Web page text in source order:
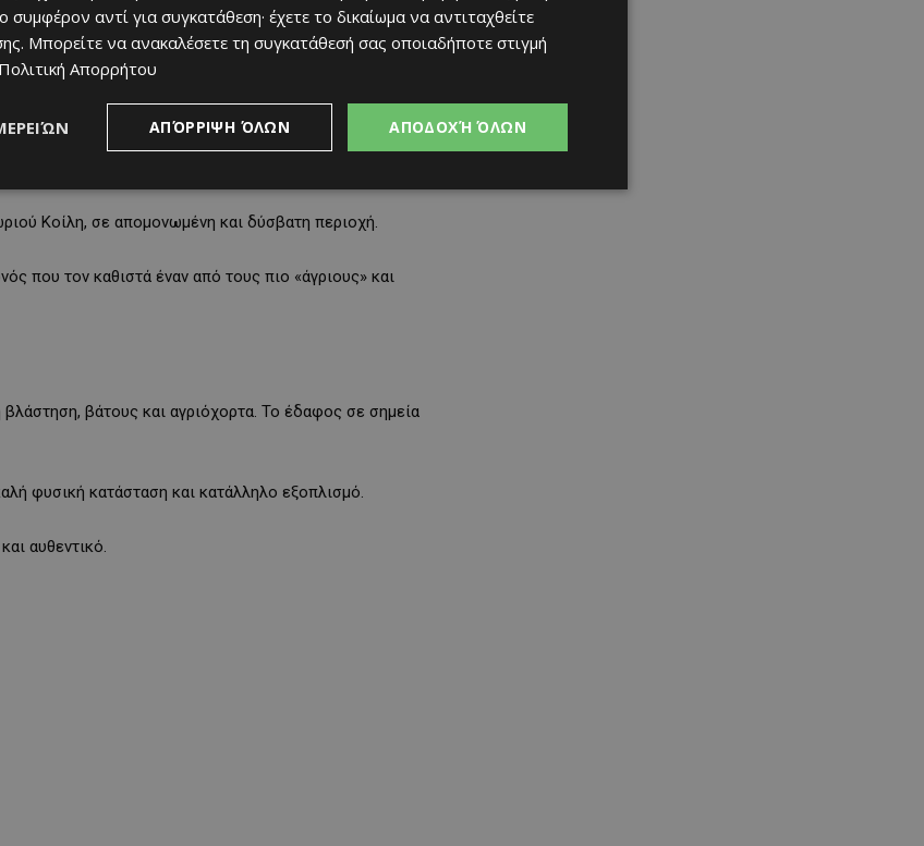
από πλούσια βλάστηση.
δημιουργούν ένα ειδυλλιακό σκηνικό. Η αίσθηση που
να εμφανιστεί μια νεράιδα ανάμεσα στα
Κοίλη, σε απομονωμένη και δύσβατη περιοχή.
που τον καθιστά έναν από τους πιο «άγριους» και
βάτους και αγριόχορτα. Το έδαφος σε σημεία
φυσική κατάσταση και κατάλληλο εξοπλισμό.
αυθεντικό.
συμφέρον αντί για συγκατάθεση· έχετε το δικαίωμα να αντιταχθείτε
. Μπορείτε να ανακαλέσετε τη συγκατάθεσή σας οποιαδήποτε στιγμή
Πολιτική Απορρήτου
ΑΠΟΔΟΧΉ ΌΛΩΝ
ΑΠΌΡΡΙΨΗ ΌΛΩΝ